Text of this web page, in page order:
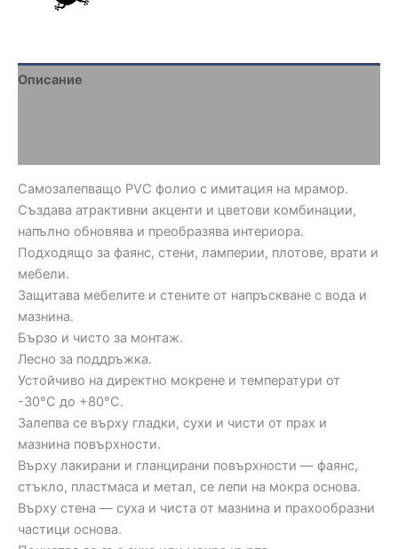
Описание
Самозалепващо PVC фолио с имитация на мрамор.
Създава атрактивни акценти и цветови комбинации,
напълно обновява и преобразява интериора.
Подходящо за фаянс, стени, ламперии, плотове, врати и
мебели.
Защитава мебелите и стените от напръскване с вода и
мазнина.
Бързо и чисто за монтаж.
Лесно за поддръжка.
Устойчиво на директно мокрене и температури от
-30°C до +80°C.
Залепва се върху гладки, сухи и чисти от прах и
мазнина повърхности.
Върху лакирани и гланцирани повърхности — фаянс,
стъкло, пластмаса и метал, се лепи на мокра основа.
Върху стена — суха и чиста от мазнина и прахообразни
частици основа.